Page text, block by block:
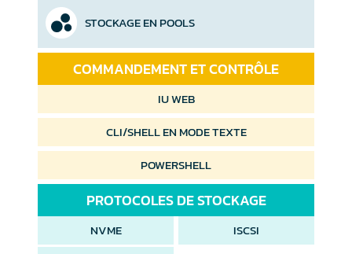
STOCKAGE EN POOLS
COMMANDEMENT ET CONTRÔLE
IU WEB
CLI/SHELL EN MODE TEXTE
POWERSHELL
PROTOCOLES DE STOCKAGE
NVME
ISCSI